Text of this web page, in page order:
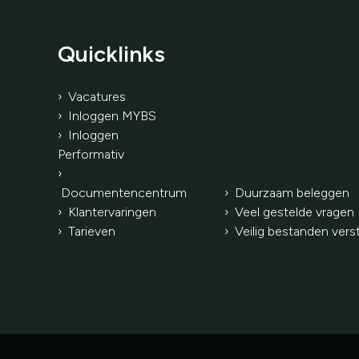
Quicklinks
› Vacatures
› Inloggen MYBS
› Inloggen
Performativ
›
Documentencentrum
› Klantervaringen
› Tarieven
› Duurzaam beleggen
› Veel gestelde vragen
› Veilig bestanden